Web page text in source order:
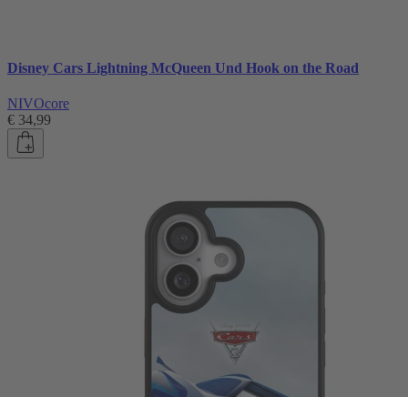
Disney Cars Lightning McQueen Und Hook on the Road
NIVOcore
€ 34,99